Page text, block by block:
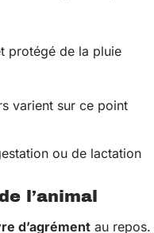
protégé de la pluie
varient sur ce point
ou de lactation
l’animal
d’agrément au repos.